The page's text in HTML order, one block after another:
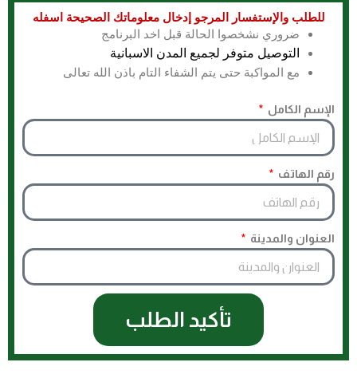
للطلب والإستفسار المرجو إدخال معلوماتك الصحيحة اسفله​
ضروري نشخصوا الحالة قبل اخد البرنامج
التوصيل متوفر لجميع المدن الاسبانية
مع المواكبة حتى يتم الشفاء التام باذن الله تعالى
الإسم الكامل
رقم الهاتف
العنوان والمدينة
تأكيد الطلب